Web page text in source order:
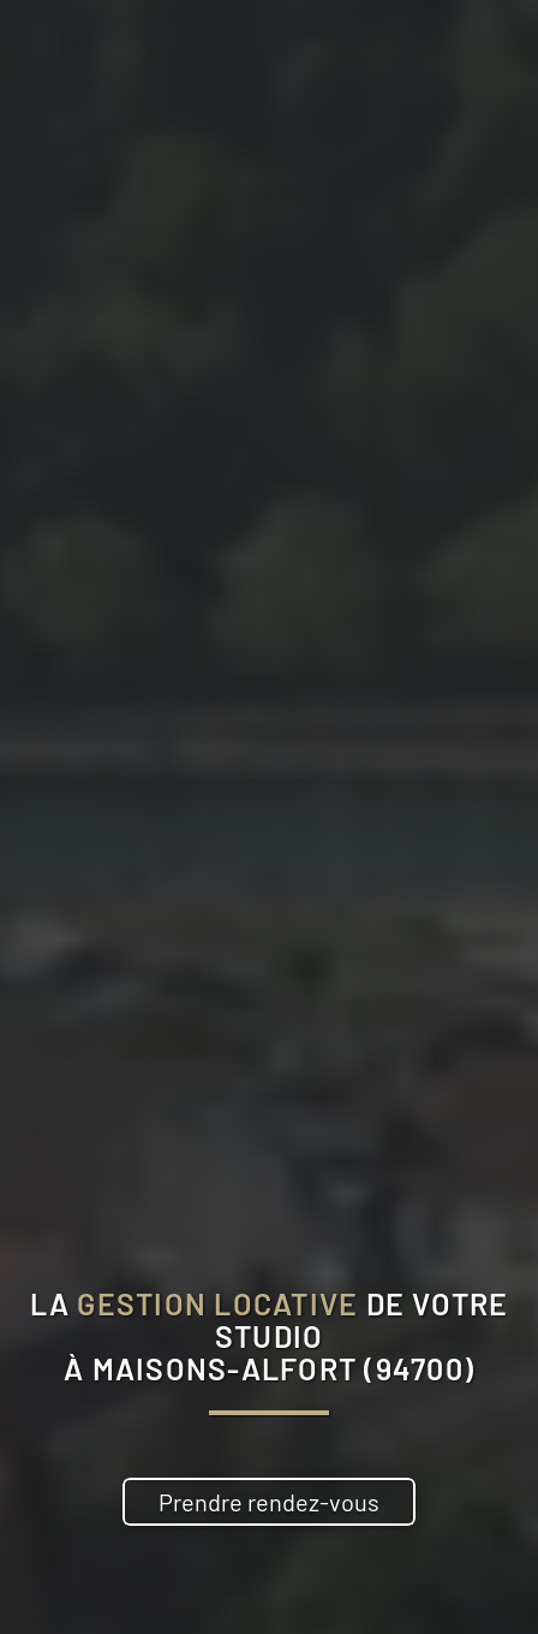
LA GESTION LOCATIVE DE VOTRE
STUDIO
À MAISONS-ALFORT (94700)
Prendre rendez-vous